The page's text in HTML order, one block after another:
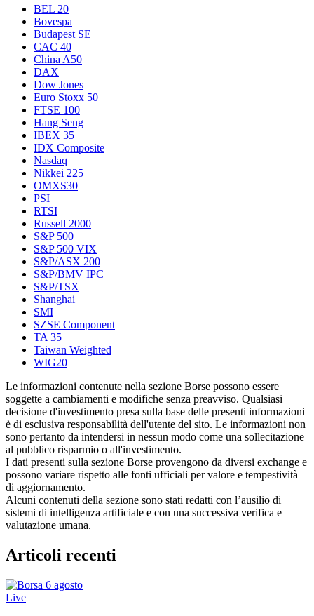
BEL 20
Bovespa
Budapest SE
CAC 40
China A50
DAX
Dow Jones
Euro Stoxx 50
FTSE 100
Hang Seng
IBEX 35
IDX Composite
Nasdaq
Nikkei 225
OMXS30
PSI
RTSI
Russell 2000
S&P 500
S&P 500 VIX
S&P/ASX 200
S&P/BMV IPC
S&P/TSX
Shanghai
SMI
SZSE Component
TA 35
Taiwan Weighted
WIG20
Le informazioni contenute nella sezione Borse possono essere
soggette a cambiamenti e modifiche senza preavviso. Qualsiasi
decisione d'investimento presa sulla base delle presenti informazioni
è di esclusiva responsabilità dell'utente del sito. Le informazioni non
sono pertanto da intendersi in nessun modo come una sollecitazione
al pubblico risparmio o all'investimento.
I dati presenti sulla sezione Borse provengono da diversi exchange e
possono variare rispetto alle fonti ufficiali per valore e tempestività
di aggiornamento.
Alcuni contenuti della sezione sono stati redatti con l’ausilio di
sistemi di intelligenza artificiale e con una successiva verifica e
valutazione umana.
Articoli recenti
Live